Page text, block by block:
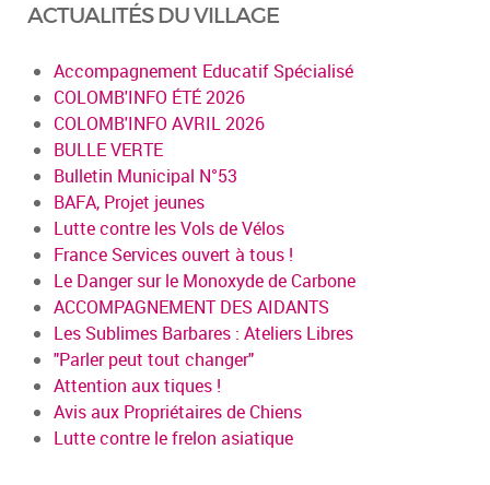
ACTUALITÉS DU VILLAGE
Accompagnement Educatif Spécialisé
COLOMB'INFO ÉTÉ 2026
COLOMB'INFO AVRIL 2026
BULLE VERTE
Bulletin Municipal N°53
BAFA, Projet jeunes
Lutte contre les Vols de Vélos
France Services ouvert à tous !
Le Danger sur le Monoxyde de Carbone
ACCOMPAGNEMENT DES AIDANTS
Les Sublimes Barbares : Ateliers Libres
"Parler peut tout changer"
Attention aux tiques !
Avis aux Propriétaires de Chiens
Lutte contre le frelon asiatique